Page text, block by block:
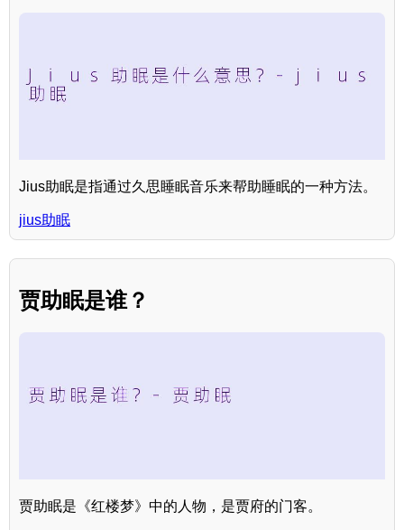
Jius助眠是指通过久思睡眠音乐来帮助睡眠的一种方法。
jius助眠
贾助眠是谁？
贾助眠是《红楼梦》中的人物，是贾府的门客。